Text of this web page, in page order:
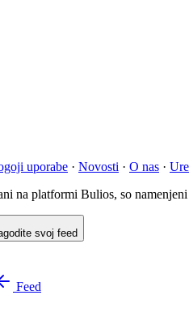
uporabe · Novosti · O nas ·
na platformi Bulios, so
svoj feed
Feed